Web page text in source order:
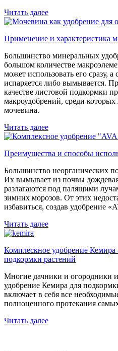
Читать далее
Применение и характеристика
Большинство минеральных
большом количестве
может использовать его сразу, а
испаряется либо вымывается.
качестве листовой подкормки
макроудобрений, среди
мочевина.
Читать далее
Преимущества и способы
Большинство неорганических
Их вымывает из почвы
разлагаются под палящими
зимних морозов. От этих
избавиться, создав удобрение
Читать далее
Комплескное удобрение
подкормки растений
Многие дачники и огородники
удобрение Кемира для
включает в себя все
полноценного протекания
Читать далее